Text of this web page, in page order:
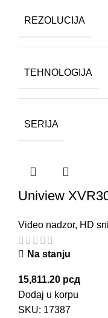
REZOLUCIJA
TEHNOLOGIJA
SERIJA
Uniview
Video nadzor, HD
Na stanju
15,811.20 рсд
Dodaj u korpu
SKU: 17387